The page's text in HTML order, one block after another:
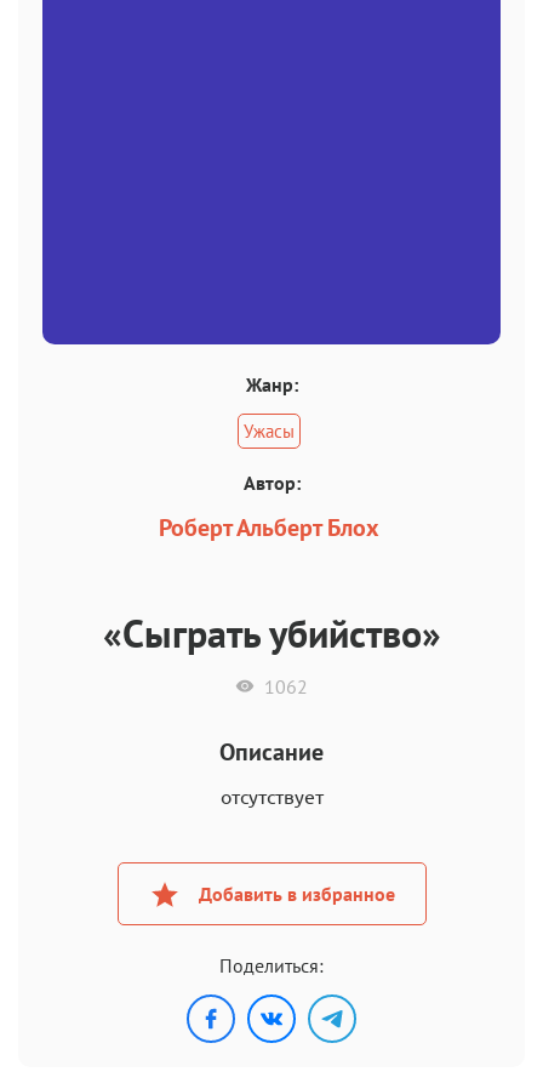
Жанр:
Ужасы
Автор:
Роберт Альберт Блох
«Сыграть убийство»
1062
Описание
отсутствует
Добавить в избранное
Поделиться: